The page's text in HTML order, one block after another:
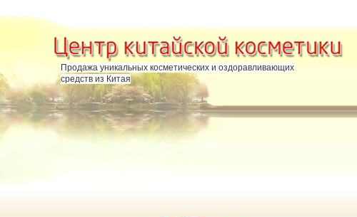
Продажа уникальных косметических и оздоравливающих
средств из Китая